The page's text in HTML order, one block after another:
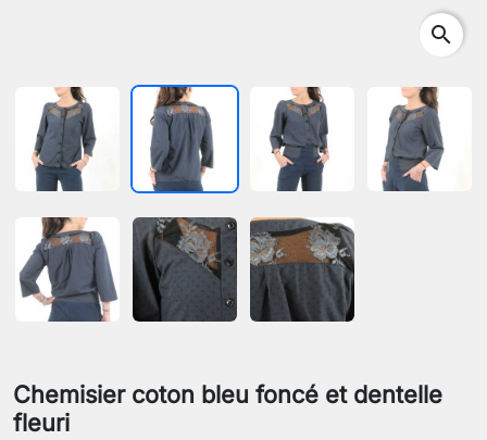
search
Chemisier coton bleu foncé et dentelle
fleuri